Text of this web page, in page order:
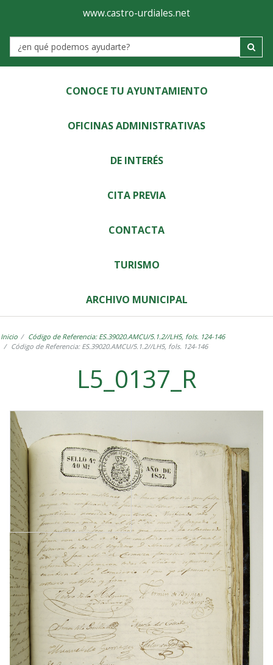
Ayuntamiento
de
Castro-
Urdiales
www.castro-urdiales.net
Label
CONOCE TU AYUNTAMIENTO
OFICINAS ADMINISTRATIVAS
DE INTERÉS
CITA PREVIA
CONTACTA
TURISMO
ARCHIVO MUNICIPAL
Inicio
Código de Referencia: ES.39020.AMCU/5.1.2//LH5, fols. 124-146
Código de Referencia: ES.39020.AMCU/5.1.2//LH5, fols. 124-146
L5_0137_R